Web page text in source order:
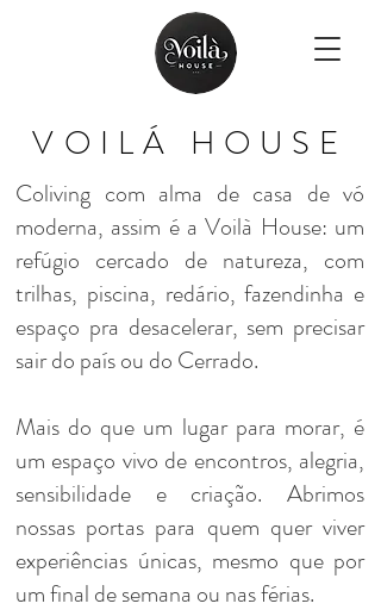
VOILÁ HOUSE
Coliving com alma de casa de vó
moderna, assim é a Voilà House: um
refúgio cercado de natureza, com
trilhas, piscina, redário, fazendinha e
espaço pra desacelerar, sem precisar
sair do país ou do Cerrado.
Mais do que um lugar para morar, é
um espaço vivo de encontros, alegria,
sensibilidade e criação. Abrimos
nossas portas para quem quer viver
experiências únicas, mesmo que por
um final de semana ou nas férias.